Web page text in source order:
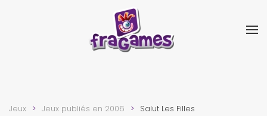
Skip to main content
Jeux Jeux publiés en 2006 Salut Les Filles